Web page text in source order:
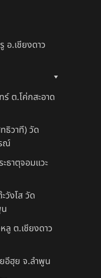
อ.เชียงดาว
ต.โค่กสะอาด
ธิวาที) วัด
ณ์
ธาตุจอมแวะ
วังโส วัด
ลู ต.เชียงดาว
อีฮุย จ.ลำพูน